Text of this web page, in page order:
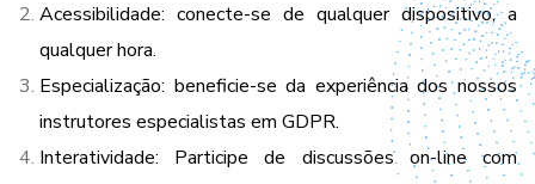
Acessibilidade: conecte-se de qualquer dispositivo, a
qualquer hora.
Especialização: beneficie-se da experiência dos nossos
instrutores especialistas em GDPR.
Interatividade: Participe de discussões on-line com